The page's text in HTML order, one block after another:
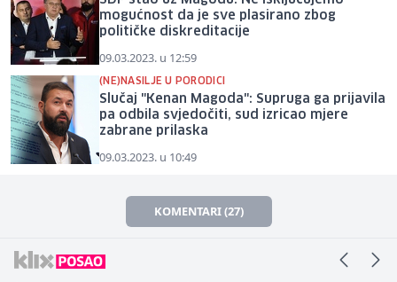
mogućnost da je sve plasirano zbog
političke diskreditacije
09.03.2023. u 12:59
(NE)NASILJE U PORODICI
Slučaj "Kenan Magoda": Supruga ga prijavila
pa odbila svjedočiti, sud izricao mjere
zabrane prilaska
09.03.2023. u 10:49
KOMENTARI (27)